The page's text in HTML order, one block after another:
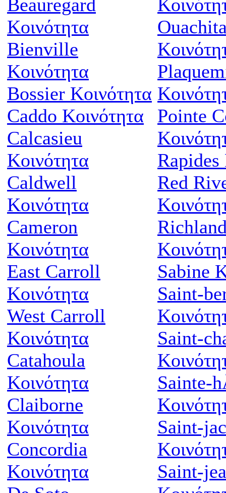
Beauregard
Κοινότητα
Bienville
Κοινότητα
Bossier Κοινότητα
Caddo Κοινότητα
Calcasieu
Κοινότητα
Caldwell
Κοινότητα
Cameron
Κοινότητα
East Carroll
Κοινότητα
West Carroll
Κοινότητα
Catahoula
Κοινότητα
Claiborne
Κοινότητα
Concordia
Κοινότητα
Pointe
Rapides
Red
Sabine
Saint-
Saint-
Sainte-
Saint-
Saint-